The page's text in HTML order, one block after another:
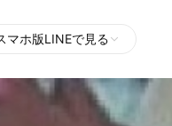
マホ版LINEで見る